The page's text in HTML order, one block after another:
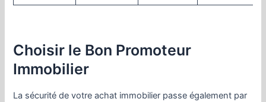
Choisir le Bon Promoteur
Immobilier
La sécurité de votre achat immobilier passe également par